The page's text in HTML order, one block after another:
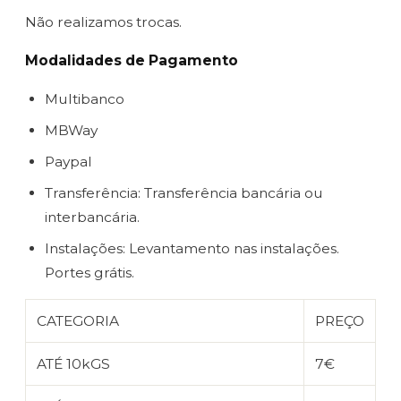
Não realizamos trocas.
Modalidades de Pagamento
Multibanco
MBWay
Paypal
Transferência: Transferência bancária ou
interbancária.
Instalações: Levantamento nas instalações.
Portes grátis.
CATEGORIA PREÇO
ATÉ 10kGS 7€